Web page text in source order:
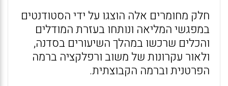
חלק מחומרים אלה הוצגו על ידי הסטודנטים
במפגשי המליאה ונותחו בעזרת המודלים
והכלים שרכשו במהלך השיעורים בסדנה,
ולאור עקרונות של משוב ורפלקציה ברמה
הפרטנית וברמה הקבוצתית.